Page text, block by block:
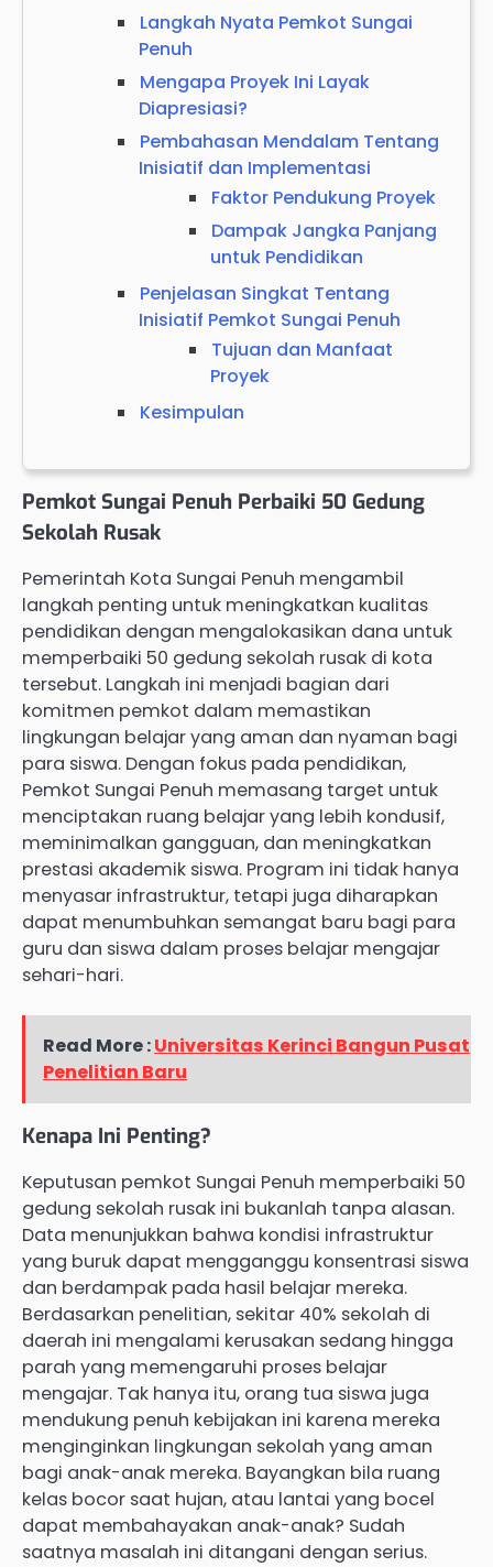
Langkah Nyata Pemkot Sungai
Penuh
Mengapa Proyek Ini Layak
Diapresiasi?
Pembahasan Mendalam Tentang
Inisiatif dan Implementasi
Faktor Pendukung Proyek
Dampak Jangka Panjang
untuk Pendidikan
Penjelasan Singkat Tentang
Inisiatif Pemkot Sungai Penuh
Tujuan dan Manfaat
Proyek
Kesimpulan
Pemkot Sungai Penuh Perbaiki 50 Gedung
Sekolah Rusak
Pemerintah Kota Sungai Penuh mengambil
langkah penting untuk meningkatkan kualitas
pendidikan dengan mengalokasikan dana untuk
memperbaiki 50 gedung sekolah rusak di kota
tersebut. Langkah ini menjadi bagian dari
komitmen pemkot dalam memastikan
lingkungan belajar yang aman dan nyaman bagi
para siswa. Dengan fokus pada pendidikan,
Pemkot Sungai Penuh memasang target untuk
menciptakan ruang belajar yang lebih kondusif,
meminimalkan gangguan, dan meningkatkan
prestasi akademik siswa. Program ini tidak hanya
menyasar infrastruktur, tetapi juga diharapkan
dapat menumbuhkan semangat baru bagi para
guru dan siswa dalam proses belajar mengajar
sehari-hari.
Read More :Universitas Kerinci Bangun Pusat
Penelitian Baru
Kenapa Ini Penting?
Keputusan pemkot Sungai Penuh memperbaiki 50
gedung sekolah rusak ini bukanlah tanpa alasan.
Data menunjukkan bahwa kondisi infrastruktur
yang buruk dapat mengganggu konsentrasi siswa
dan berdampak pada hasil belajar mereka.
Berdasarkan penelitian, sekitar 40% sekolah di
daerah ini mengalami kerusakan sedang hingga
parah yang memengaruhi proses belajar
mengajar. Tak hanya itu, orang tua siswa juga
mendukung penuh kebijakan ini karena mereka
menginginkan lingkungan sekolah yang aman
bagi anak-anak mereka. Bayangkan bila ruang
kelas bocor saat hujan, atau lantai yang bocel
dapat membahayakan anak-anak? Sudah
saatnya masalah ini ditangani dengan serius.